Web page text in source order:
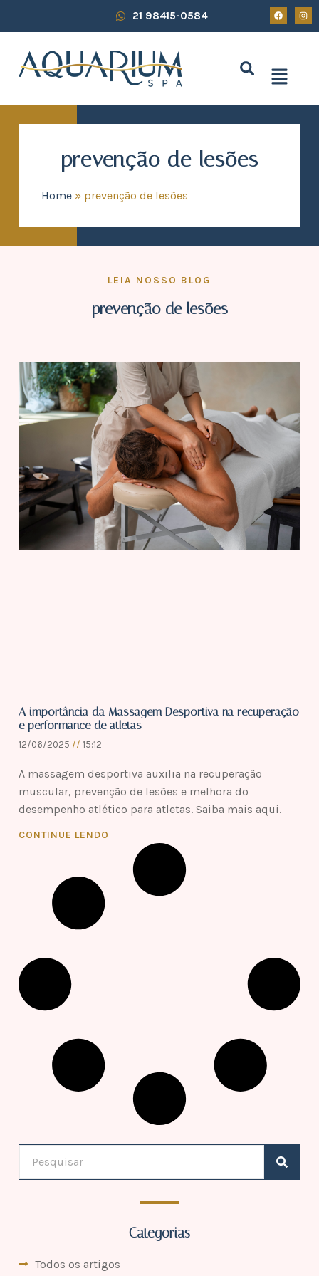
21 98415-0584
prevenção de lesões
Home » prevenção de lesões
LEIA NOSSO BLOG
prevenção de lesões
A importância da Massagem Desportiva na recuperação
e performance de atletas
12/06/2025 15:12
A massagem desportiva auxilia na recuperação
muscular, prevenção de lesões e melhora do
desempenho atlético para atletas. Saiba mais aqui.
CONTINUE LENDO
Categorias
Todos os artigos